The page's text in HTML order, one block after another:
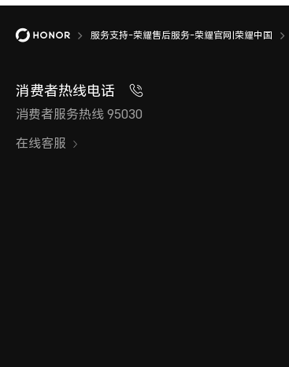
服务支持-荣耀售后服务-荣耀官网|荣耀中国
消费者热线电话
消费者服务热线 95030
在线客服